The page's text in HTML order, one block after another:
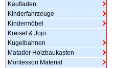
Kaufladen
Kinderfahrzeuge
Kindermöbel
Kreisel & Jojo
Kugelbahnen
Matador Holzbaukasten
Montessori Material